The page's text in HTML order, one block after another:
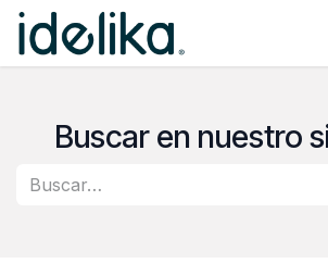
Ir al contenido
Buscar en nuestro